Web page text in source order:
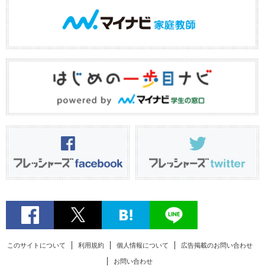
このサイトについて 利用規約 個人情報について 広告掲載のお問い合わせ
お問い合わせ